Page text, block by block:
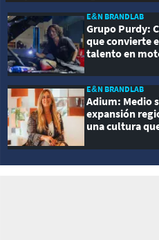
E&N BRANDLAB
Grupo Purdy:
que convierte
talento en
E&N BRANDLAB
Adium: Medio
expansión
una cultura